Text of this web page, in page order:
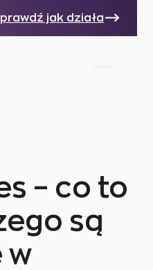
jak działa
– co to
są
w